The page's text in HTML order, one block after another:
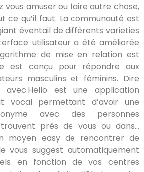
vous amuser ou faire autre chose,
ce qu’il faut. La communauté est
éventail de différents varieties
utilisateur a été améliorée
de mise en relation est
est conçu pour répondre aux
masculins et féminins. Dire
est une application
vocal permettant d’avoir une
avec des personnes
près de vous ou dans…
moyen easy de rencontrer de
vous suggest automatiquement
en fonction de vos centres